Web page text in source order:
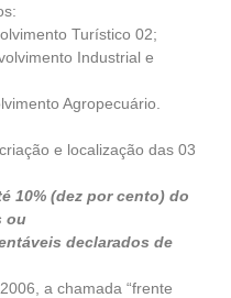
Turístico 02;
Industrial e
Agropecuário.
e localização das 03
10% (dez por cento) do
ou
declarados de
a chamada “frente